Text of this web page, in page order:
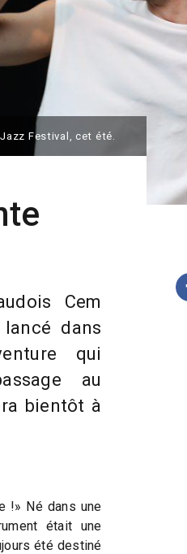
Festival, cet été.
Cem
lancé dans
qui
au
bientôt à
!» Né dans une
était une
été destiné